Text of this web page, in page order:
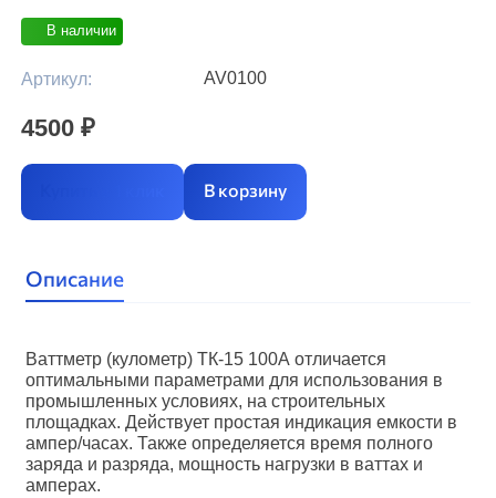
В наличии
Артикул: AV0100
4500 ₽
В корзину
Описание
Ваттметр (кулометр) ТК-15 100А отличается
оптимальными параметрами для использования в
промышленных условиях, на строительных
площадках. Действует простая индикация емкости в
ампер/часах. Также определяется время полного
заряда и разряда, мощность нагрузки в ваттах и
амперах.